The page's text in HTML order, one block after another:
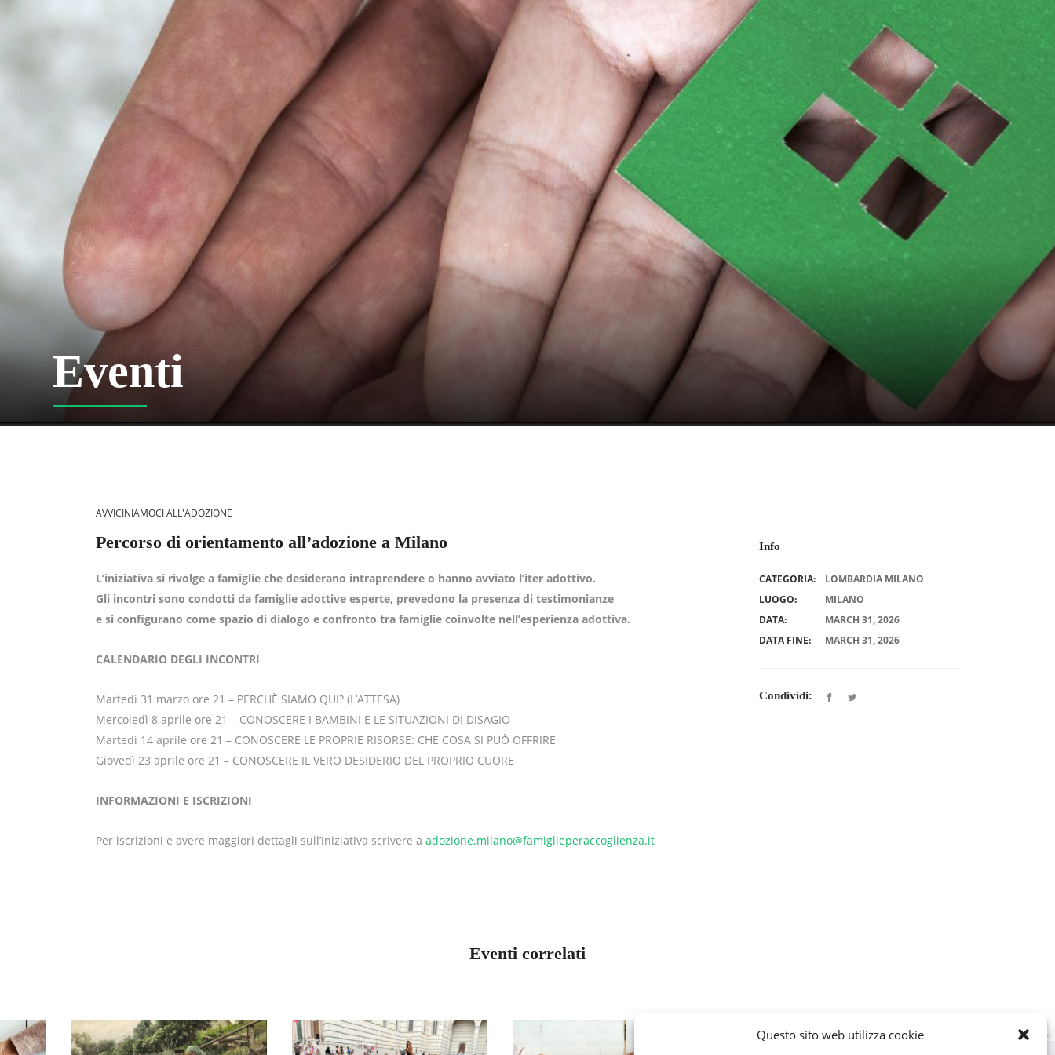
Questo sito web utilizza cookie
Eventi
AVVICINIAMOCI ALL'ADOZIONE
Percorso di orientamento all’adozione a Milano Info
L’iniziativa si rivolge a famiglie che desiderano intraprendere o hanno avviato l’iter adottivo.
Gli incontri sono condotti da famiglie adottive esperte, prevedono la presenza di testimonianze
e si configurano come spazio di dialogo e confronto tra famiglie coinvolte nell’esperienza adottiva.
CALENDARIO DEGLI INCONTRI
Martedì 31 marzo ore 21 – PERCHÈ SIAMO QUI? (L’ATTESA)
Mercoledì 8 aprile ore 21 – CONOSCERE I BAMBINI E LE SITUAZIONI DI DISAGIO
Martedì 14 aprile ore 21 – CONOSCERE LE PROPRIE RISORSE: CHE COSA SI PUÒ OFFRIRE
Giovedì 23 aprile ore 21 – CONOSCERE IL VERO DESIDERIO DEL PROPRIO CUORE
INFORMAZIONI E ISCRIZIONI
Per iscrizioni e avere maggiori dettagli sull’iniziativa scrivere a adozione.milano@famiglieperaccoglienza.it
CATEGORIA:
LOMBARDIA MILANO
LUOGO:
MILANO
DATA:
MARCH 31, 2026
DATA FINE:
MARCH 31, 2026
Condividi:
Eventi correlati